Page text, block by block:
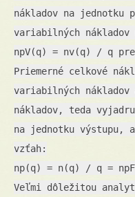
nákladov na jednotku
variabilných nákladov
npV(q) = nv(q) / q
Priemerné celkové
variabilných nákladov
nákladov, teda
na jednotku výstupu,
vzťah:
np(q) = n(q) / q =
Veľmi dôležitou